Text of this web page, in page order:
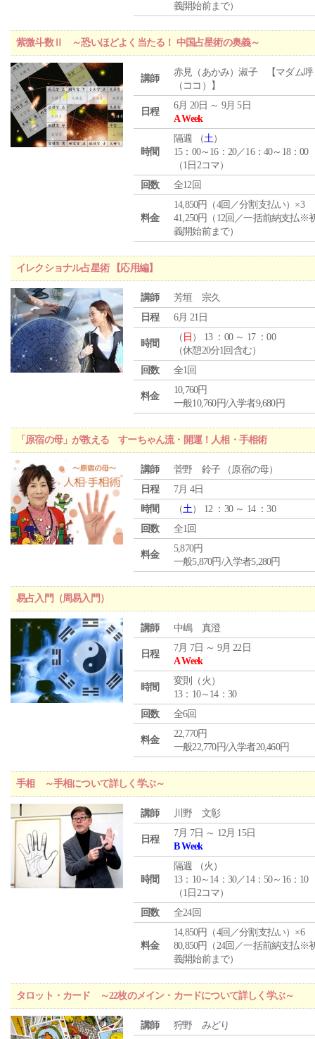
義開始前まで）
紫微斗数Ⅱ ～恐いほどよく当たる！ 中国占星術の奥義～
講師
赤見（あかみ）淑子 【マダム呼
（ココ）】
日程
6月 20日 ～ 9月 5日
A Week
時間
隔週 （土）
15：00～16：20／16：40～18：00
（1日2コマ）
回数
全12回
料金
14,850円（4回／分割支払い）×3
41,250円（12回／一括前納支払※
義開始前まで）
イレクショナル占星術 【応用編】
講師
芳垣 宗久
日程
6月 21日
時間
（ 日 ） 13 ：00 ～ 17 ：00
（休憩20分1回含む）
回数
全1回
料金
10,760円
一般10,760円/入学者9,680円
「原宿の母」が教える すーちゃん流・開運！人相・手相術
講師
菅野 鈴子 （原宿の母）
日程
7月 4日
時間
（土） 12 ：30 ～ 14 ：30
回数
全1回
料金
5,870円
一般5,870円/入学者5,280円
易占入門（周易入門）
講師 中嶋 真澄
日程
7月 7日 ～ 9月 22日
A Week
時間
変則（火）
13：10～14：30
回数
全6回
料金
22,770円
一般22,770円/入学者20,460円
手相 ～手相について詳しく学ぶ～
講師 川野 文彰
日程
7月 7日 ～ 12月 15日
B Week
時間
隔週 （火 ）
13：10～14：30／14：50～16：10
（1日2コマ）
回数
全24回
料金
14,850円（4回／分割支払い）×6
80,850円（24回／一括前納支払※
義開始前まで）
タロット・カード ～22枚のメイン・カードについて詳しく学ぶ～
講師 狩野 みどり